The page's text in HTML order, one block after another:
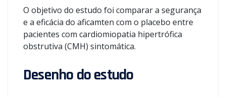
O objetivo do estudo foi comparar a segurança
e a eficácia do aficamten com o placebo entre
pacientes com cardiomiopatia hipertrófica
obstrutiva (CMH) sintomática.
Desenho do estudo